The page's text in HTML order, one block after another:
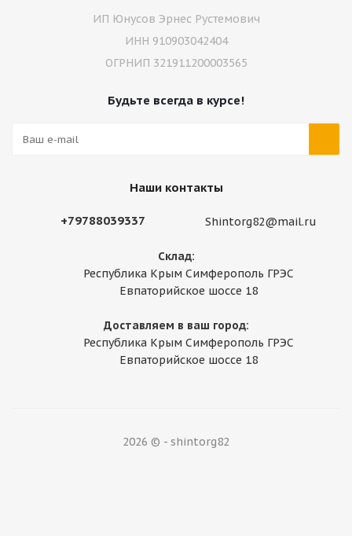
ИП Юнусов Эрнес Рустемович
ИНН 910903042404
ОГРНИП 321911200003565
Будьте всегда в курсе!
Наши контакты
+79788039337 Shintorg82@mail.ru
Склад:
Республика Крым Симферополь ГРЭС
Евпаторийское шоссе 18
Доставляем в ваш город:
Республика Крым Симферополь ГРЭС
Евпаторийское шоссе 18
2026 © - shintorg82